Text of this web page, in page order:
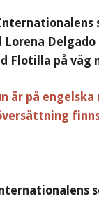
Delgado
Flotilla på väg
är på engelska